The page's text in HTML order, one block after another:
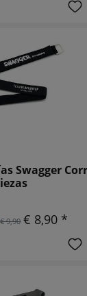
Swagger
€ 9,90 € 8,90 *